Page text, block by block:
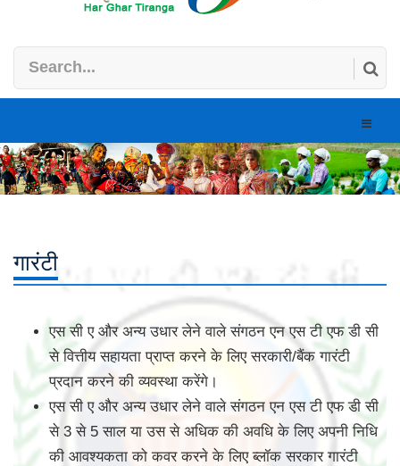
Toggle
गारंटी
एस सी ए और अन्य उधार लेने वाले संगठन एन एस टी एफ डी सी
से वित्तीय सहायता प्राप्त करने के लिए सरकारी/बैंक गारंटी
प्रदान करने की व्यवस्था करेंगे।
एस सी ए और अन्य उधार लेने वाले संगठन एन एस टी एफ डी सी
से 3 से 5 साल या उस से अधिक की अवधि के लिए अपनी निधि
की आवश्यकता को कवर करने के लिए ब्लॉक सरकार गारंटी